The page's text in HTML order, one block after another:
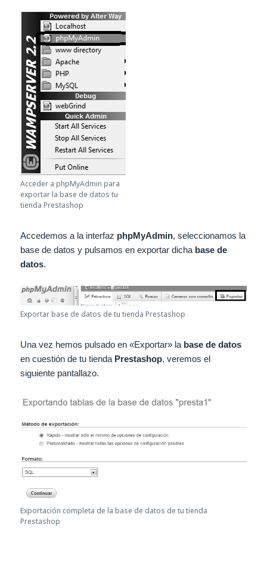
Acceder a phpMyAdmin para
exportar la base de datos tu
tienda Prestashop
Accedemos a la interfaz phpMyAdmin, seleccionamos la
base de datos y pulsamos en exportar dicha base de
datos.
Exportar base de datos de tu tienda Prestashop
Una vez hemos pulsado en «Exportar» la base de datos
en cuestión de tu tienda Prestashop, veremos el
siguiente pantallazo.
Exportación completa de la base de datos de tu tienda
Prestashop